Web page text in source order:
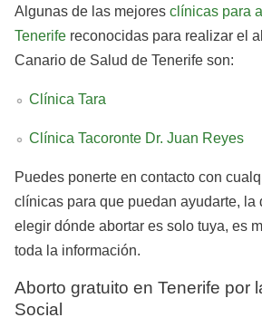
Algunas de las mejores clínicas para
Tenerife reconocidas para realizar el
Canario de Salud de Tenerife son:
Clínica Tara
Clínica Tacoronte Dr. Juan Reyes
Puedes ponerte en contacto con
clínicas para que puedan ayudarte, la
elegir dónde abortar es solo tuya, es
toda la información.
Aborto gratuito en Tenerife por
Social